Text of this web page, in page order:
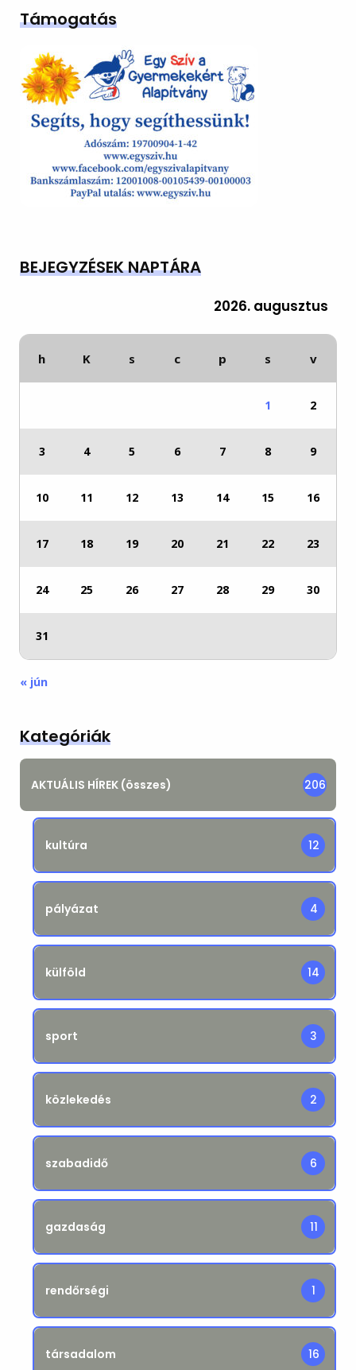
Támogatás
BEJEGYZÉSEK NAPTÁRA
2026. augusztus
h K s c p s v
1 2
3 4 5 6 7 8 9
10 11 12 13 14 15 16
17 18 19 20 21 22 23
24 25 26 27 28 29 30
31
« jún
Kategóriák
AKTUÁLIS HÍREK (összes) 206
kultúra 12
pályázat 4
külföld 14
sport 3
közlekedés 2
szabadidő 6
gazdaság 11
rendőrségi 1
társadalom 16